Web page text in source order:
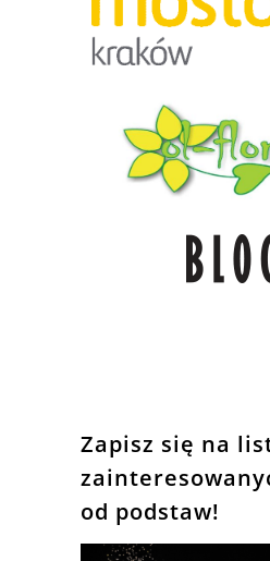
Zapisz się na
od podstaw!